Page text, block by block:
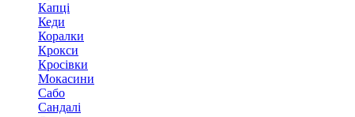
Капці
Кеди
Коралки
Крокси
Кросівки
Мокасини
Сабо
Сандалі